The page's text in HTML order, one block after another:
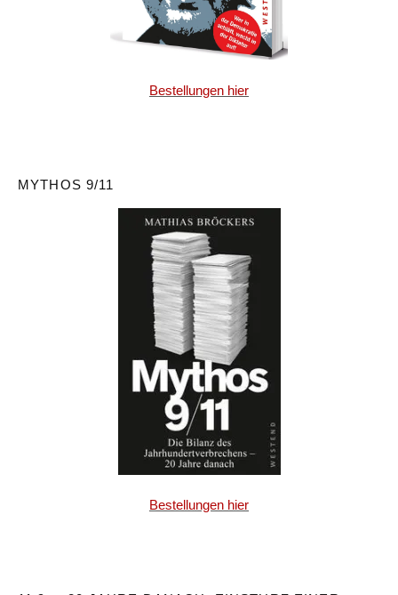
Bestellungen hier
MYTHOS 9/11
Bestellungen hier